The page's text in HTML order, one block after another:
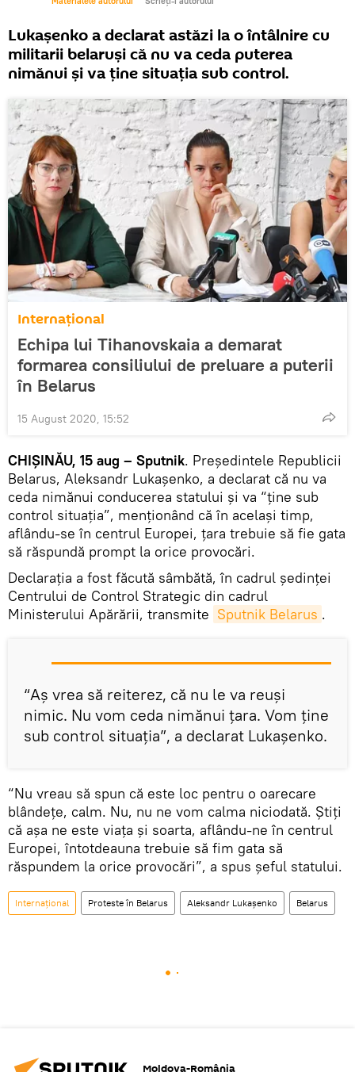
Lukașenko a declarat astăzi la o întâlnire cu
militarii belaruși că nu va ceda puterea
nimănui și va ține situația sub control.
Internaţional
Echipa lui Tihanovskaia a demarat
formarea consiliului de preluare a puterii
în Belarus
15 August 2020, 15:52
CHIȘINĂU, 15 aug – Sputnik. Președintele Republicii
Belarus, Aleksandr Lukașenko, a declarat că nu va
ceda nimănui conducerea statului și va “ține sub
control situația”, menționând că în același timp,
aflându-se în centrul Europei, țara trebuie să fie gata
să răspundă prompt la orice provocări.
Declarația a fost făcută sâmbătă, în cadrul ședinței
Centrului de Control Strategic din cadrul
Ministerului Apărării, transmite Sputnik Belarus .
“Aș vrea să reiterez, că nu le va reuși
nimic. Nu vom ceda nimănui țara. Vom ține
sub control situația”, a declarat Lukașenko.
“Nu vreau să spun că este loc pentru o oarecare
blândețe, calm. Nu, nu ne vom calma niciodată. Știți
că așa ne este viața și soarta, aflându-ne în centrul
Europei, întotdeauna trebuie să fim gata să
răspundem la orice provocări”, a spus șeful statului.
Internaţional Proteste în Belarus Aleksandr Lukașenko Belarus
Moldova-România